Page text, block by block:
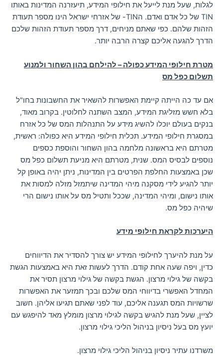
לגלות, שעל מנת לייעל את חילופי המידע, תיעזרנה המדינות באותו
TIN של כל אדם ואדם. הTIN- של אזרחי ישראל הינו מספר תעודת
הזהות שלהם. כפי שאתם מניחים, דרך מספר תעודת הזהות שלכם
הדרך להגעה אליכם קצרה הרבה יותר.
מטרת חילופי המידע כפולה – להילחם בהון השחור ולמנוע
תשלום כפל מס
אם עד כה הייתה קיימת האפשרות להשאיר את החשבונות בחו"ל
בלא חשש מזליגת המידע, המצב השתנה לחלוטין. בקרוב מאוד,
בנקים בעולם יוכלו להשיג מידע על התנהלות המס של כל אזרח
במסגרת חילופי המידע. תכלית חילופי המידע היא כפולה: ראשית,
מטרתם היא בראשונה מלחמה בהון השחור והוספת כספים
נוספים לבסיס המס. שנית, מטרתם היא מניעת תשלום כפל מס
שכן באמצעות החלפת הפרטים בין המדינות, ניתן יהיה באופן קל
יותר להגיע לידי מסקנה מיהי המדינה שיתמזל מזלה למסות את
אותו נישום, ומיהי המדינה, שככל ותטיל מס על אותו נישום הרי
שיהיה כפל מס.
היערכות לקראת חילופי מידע
על מנת להיערך לחילופי המידע יש צורך להסדיר את הדיווחים
כדין, ויפה שעה אחת קודם. הדרך לעשות זאת היא באמצעות הגשת
בקשה של גילוי מרצון. הגשת בקשה של גילוי מרצון תסיר את
המחדל האפשרי בדיווחי המס שלכם ובכך תמזער את האפשרות
שרשויות המס תגענה אליכם, עוד לפני שאתם תגיעו אליהן. חשוב
לציין, שעל מנת להגיש בקשה לגילוי מרצון מומלץ מאד להיפגש עם
יועץ מס בעל ניסיון בניהול הליכי גילוי מרצון.
משרדנו עתיר ניסיון בניהול הליכי גילוי מרצון.